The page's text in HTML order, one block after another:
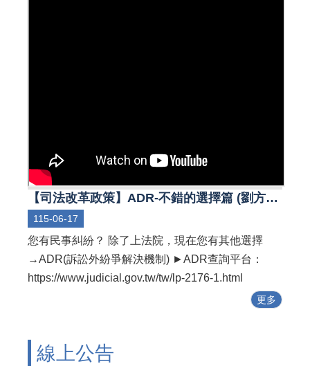
【司法改革政策】ADR-不錯的選擇篇 (劉方慈、陳昊森)
115-06-17
您有民事糾紛？ 除了上法院，現在您有其他選擇
→ADR(訴訟外紛爭解決機制) ►ADR查詢平台：
https://www.judicial.gov.tw/tw/lp-2176-1.html
更多
線上公告